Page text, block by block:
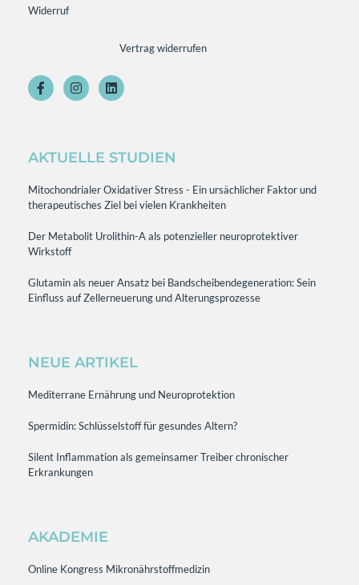
Widerruf
Vertrag widerrufen
AKTUELLE STUDIEN
Mitochondrialer Oxidativer Stress - Ein ursächlicher Faktor und
therapeutisches Ziel bei vielen Krankheiten
Der Metabolit Urolithin-A als potenzieller neuroprotektiver
Wirkstoff
Glutamin als neuer Ansatz bei Bandscheibendegeneration: Sein
Einfluss auf Zellerneuerung und Alterungsprozesse
NEUE ARTIKEL
Mediterrane Ernährung und Neuroprotektion
Spermidin: Schlüsselstoff für gesundes Altern?
Silent Inflammation als gemeinsamer Treiber chronischer
Erkrankungen
AKADEMIE
Online Kongress Mikronährstoffmedizin